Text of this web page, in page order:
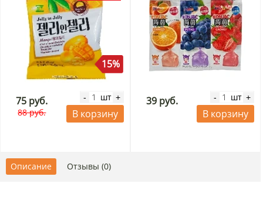
15%
75 руб.
88 руб.
- шт +
В корзину
39 руб. - шт +
В корзину
Описание Отзывы (0)